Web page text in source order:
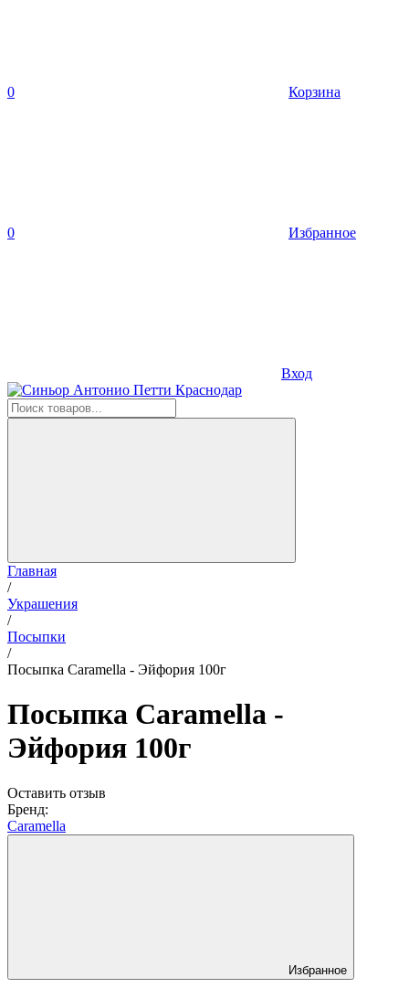
0 Корзина
0 Избранное
Вход
Главная
/
Украшения
/
Посыпки
/
Посыпка Caramella - Эйфория 100г
Посыпка Caramella -
Эйфория 100г
Оставить отзыв
Бренд:
Caramella
Избранное